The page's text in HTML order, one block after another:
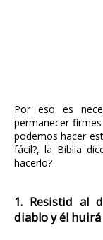
Por eso es
permanecer
podemos hacer
fácil?, la Biblia
hacerlo?
1. Resistid al
diablo y él huirá